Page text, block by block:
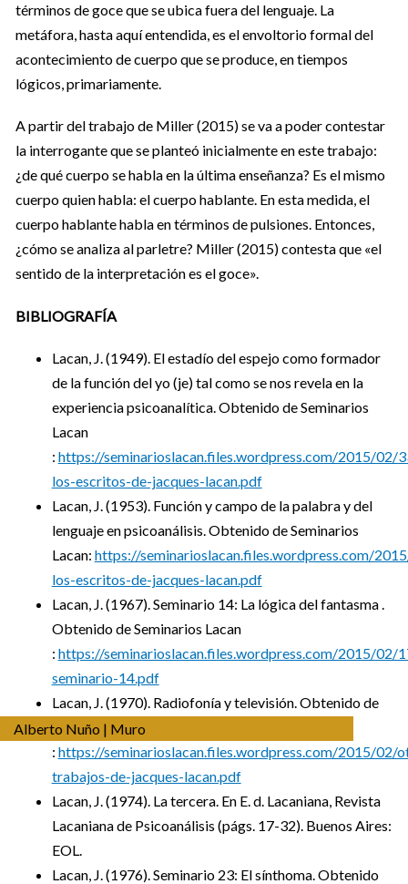
Alberto Nuño | Muro
términos de goce que se ubica fuera del lenguaje. La
metáfora, hasta aquí entendida, es el envoltorio formal del
acontecimiento de cuerpo que se produce, en tiempos
lógicos, primariamente.
A partir del trabajo de Miller (2015) se va a poder contestar
la interrogante que se planteó inicialmente en este trabajo:
¿de qué cuerpo se habla en la última enseñanza? Es el mismo
cuerpo quien habla: el cuerpo hablante. En esta medida, el
cuerpo hablante habla en términos de pulsiones. Entonces,
¿cómo se analiza al parletre? Miller (2015) contesta que «el
sentido de la interpretación es el goce».
BIBLIOGRAFÍA
Lacan, J. (1949). El estadío del espejo como formador
de la función del yo (je) tal como se nos revela en la
experiencia psicoanalítica. Obtenido de Seminarios
Lacan
: https://seminarioslacan.files.wordpress.com/2015/02/
los-escritos-de-jacques-lacan.pdf
Lacan, J. (1953). Función y campo de la palabra y del
lenguaje en psicoanálisis. Obtenido de Seminarios
Lacan: https://seminarioslacan.files.wordpress.com/
los-escritos-de-jacques-lacan.pdf
Lacan, J. (1967). Seminario 14: La lógica del fantasma .
Obtenido de Seminarios Lacan
: https://seminarioslacan.files.wordpress.com/2015/02/
seminario-14.pdf
Lacan, J. (1970). Radiofonía y televisión. Obtenido de
Seminarios Lacan
: https://seminarioslacan.files.wordpress.com/2015/02/
trabajos-de-jacques-lacan.pdf
Lacan, J. (1974). La tercera. En E. d. Lacaniana, Revista
Lacaniana de Psicoanálisis (págs. 17-32). Buenos Aires:
EOL.
Lacan, J. (1976). Seminario 23: El sínthoma. Obtenido